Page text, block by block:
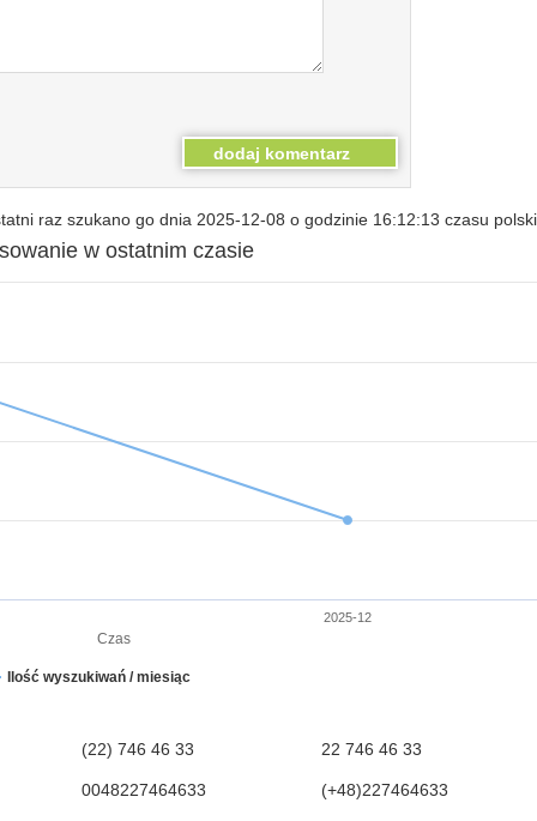
raz szukano go dnia 2025-12-08 o godzinie 16:12:13 czasu
Czas
w ostatnim czasie
Ilość wyszukiwań / miesiąc
2025-12
(22) 746 46 33 22 746 46 33
0048227464633 (+48)227464633